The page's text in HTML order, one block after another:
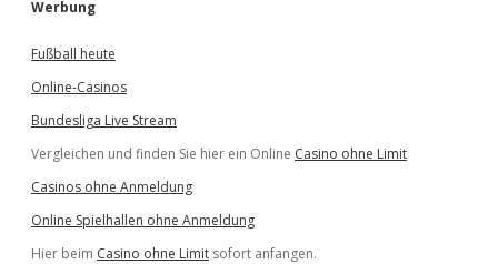
Werbung
Fußball heute
Online-Casinos
Bundesliga Live Stream
Vergleichen und finden Sie hier ein Online Casino ohne Limit
Casinos ohne Anmeldung
Online Spielhallen ohne Anmeldung
Hier beim Casino ohne Limit sofort anfangen.